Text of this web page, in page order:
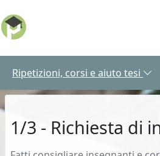
Ripetizioni, corsi e aiuto tesi
1/3 - Richiesta di